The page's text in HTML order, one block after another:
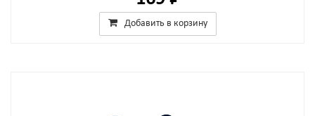
Добавить в корзину